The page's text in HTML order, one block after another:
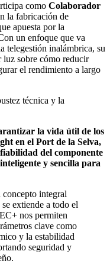
como Colaborador
la fabricación de
apuesta por la
un enfoque que va
telegestión inalámbrica, su
luz sobre cómo reducir
el rendimiento a largo
técnica y la
la vida útil de los
en el Port de la Selva,
del componente
y sencilla para
integral
extiende a todo el
nos permiten
clave como
y la estabilidad
seguridad y